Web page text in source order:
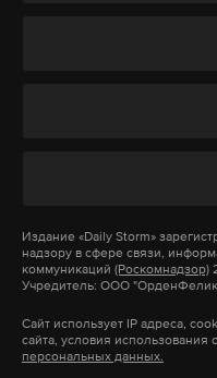
Подпишитесь
Фото: © GLOBAL
Komsomolskaya
не терял сознание,
медработников не
после звонка одного
задержания ему
Впрочем, и на этом
Издание «Daily Storm»
надзору в сфере связи,
коммуникаций (Роскомнадзор)
Учредитель: ООО
Сайт использует IP адреса,
сайта, условия использования
персональных данных.